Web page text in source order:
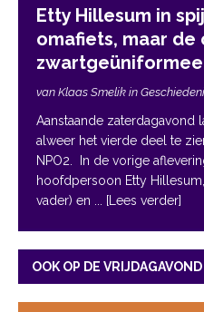
Etty Hillesum in
omafiets, maar
van Klaas Smelik in
Aanstaande zaterdagavond
alweer het vierde deel te
NPO2. In de vorige
hoofdpersoon Etty
vader) en ... [Lees verder]
OOK OP DE VRIJDAGAVOND